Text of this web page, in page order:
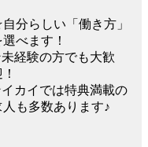
分らしい「働き方」
選べます！
経験の方でも大歓
カイでは特典満載の
人も多数あります♪